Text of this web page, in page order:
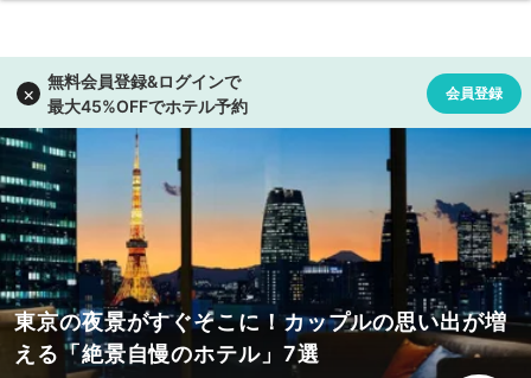
東京の夜景がすぐそこに！カップルの思い出が増
える「絶景自慢のホテル」7選